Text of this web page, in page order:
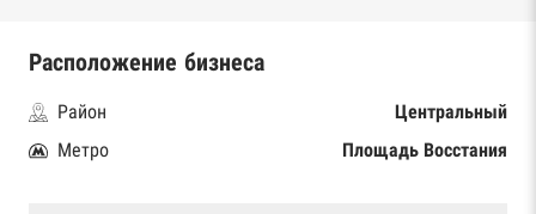
Расположение бизнеса
Район
Центральный
Метро
Площадь Восстания